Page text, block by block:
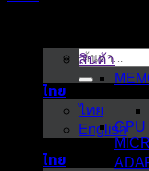
สินค้า
CPU
ค้นหา:
ไทย
ไทย
English
ไทย